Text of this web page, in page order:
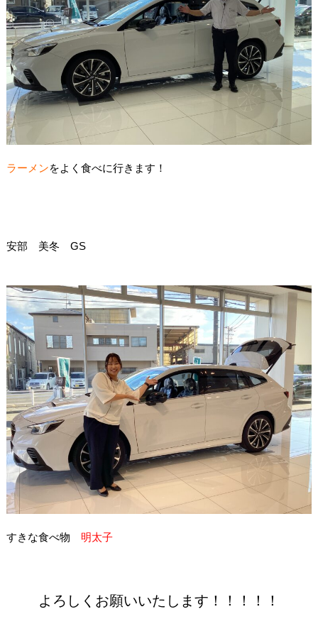
ラーメンをよく食べに行きます！
安部 美冬 GS
すきな食べ物 明太子
よろしくお願いいたします！！！！！